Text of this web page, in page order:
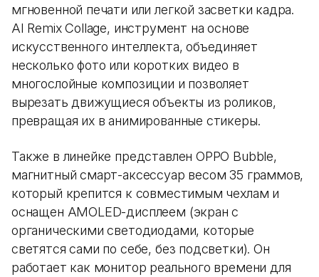
мгновенной печати или легкой засветки кадра.
AI Remix Collage, инструмент на основе
искусственного интеллекта, объединяет
несколько фото или коротких видео в
многослойные композиции и позволяет
вырезать движущиеся объекты из роликов,
превращая их в анимированные стикеры.
Также в линейке представлен OPPO Bubble,
магнитный смарт-аксессуар весом 35 граммов,
который крепится к совместимым чехлам и
оснащен AMOLED-дисплеем (экран с
органическими светодиодами, которые
светятся сами по себе, без подсветки). Он
работает как монитор реального времени для